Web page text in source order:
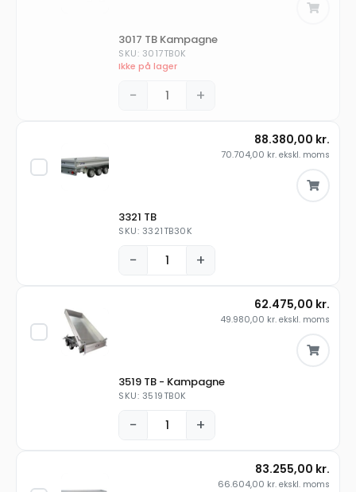
3017 TB Kampagne
SKU: 3017TB0K
Ikke på lager
− +
3321 TB
SKU: 3321TB30K
− +
88.380,00 kr.
70.704,00 kr. ekskl. moms
3519 TB - Kampagne
SKU: 3519TB0K
− +
62.475,00 kr.
49.980,00 kr. ekskl. moms
83.255,00 kr.
66.604,00 kr. ekskl. moms